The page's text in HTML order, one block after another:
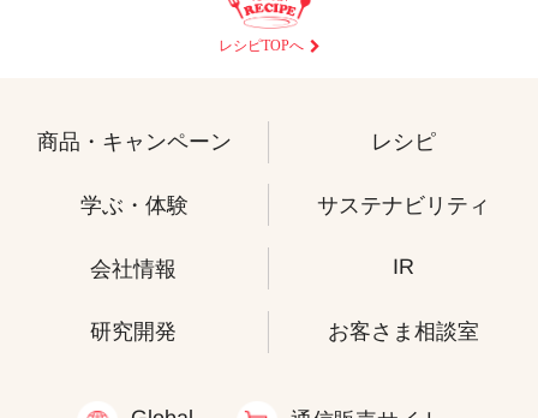
レシピTOPへ
商品・キャンペーン レシピ
学ぶ・体験 サステナビリティ
会社情報 IR
研究開発 お客さま相談室